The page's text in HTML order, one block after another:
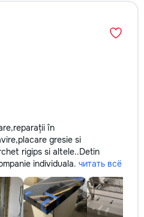
în
gresie si
rigips si altele..Detin
individuala. читать всё